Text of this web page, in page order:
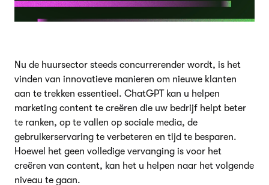
Nu de huursector steeds concurrerender wordt, is het
vinden van innovatieve manieren om nieuwe klanten
aan te trekken essentieel. ChatGPT kan u helpen
marketing content te creëren die uw bedrijf helpt beter
te ranken, op te vallen op sociale media, de
gebruikerservaring te verbeteren en tijd te besparen.
Hoewel het geen volledige vervanging is voor het
creëren van content, kan het u helpen naar het volgende
niveau te gaan.